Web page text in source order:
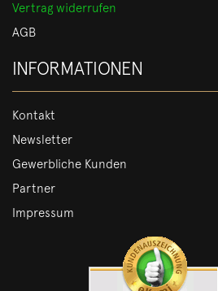
Vertrag widerrufen
AGB
INFORMATIONEN
Kontakt
Newsletter
Gewerbliche Kunden
Partner
Impressum